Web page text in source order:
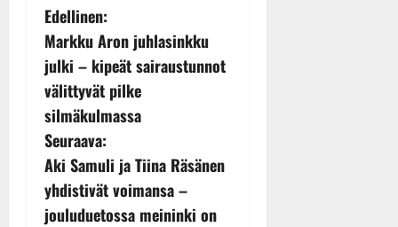
P
o
s
t
n
a
Edellinen:
Markku Aron juhlasinkku
julki – kipeät sairaustunnot
välittyvät pilke
silmäkulmassa
Seuraava:
Aki Samuli ja Tiina Räsänen
yhdistivät voimansa –
jouluduetossa meininki on